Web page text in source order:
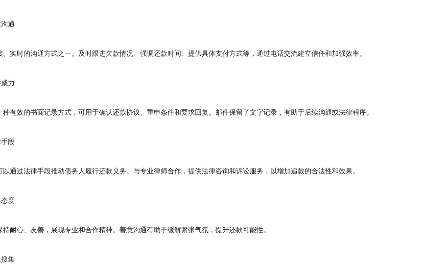
通
时的沟通方式之一。及时跟进欠款情况、强调还款时间、提供具体支付方式等，通过电话交流建立信任和加强效率。
力
效的书面记录方式，可用于确认还款协议、重申条件和要求回复。邮件保留了文字记录，有助于后续沟通或法律程序。
段
过法律手段推动债务人履行还款义务。与专业律师合作，提供法律咨询和诉讼服务，以增加追款的合法性和效果。
度
心、友善，展现专业和合作精神。善意沟通有助于缓解紧张气氛，提升还款可能性。
集